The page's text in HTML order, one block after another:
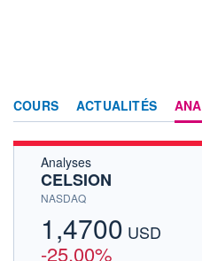
COURS ACTUALITÉS
Analyses
CELSION
NASDAQ
1,4700 USD
-25,00%